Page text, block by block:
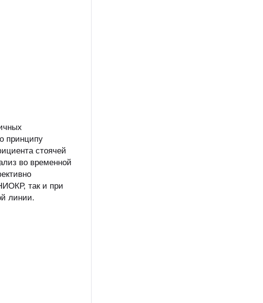
принципу
стоячей
во временной
так и при
линии.